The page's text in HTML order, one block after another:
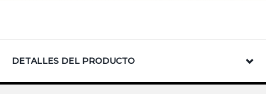
DETALLES DEL PRODUCTO